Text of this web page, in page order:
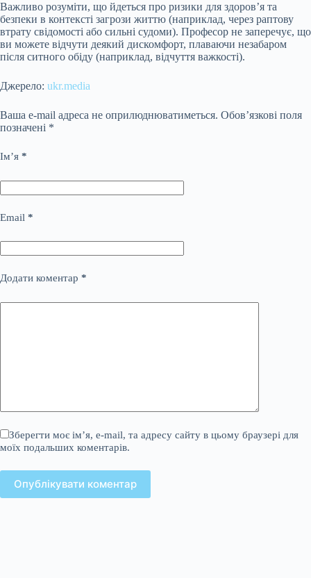
Важливо розуміти, що йдеться про ризики для здоров’я та
безпеки в контексті загрози життю (наприклад, через раптову
втрату свідомості або сильні судоми). Професор не заперечує, що
ви можете відчути деякий дискомфорт, плаваючи незабаром
після ситного обіду (наприклад, відчуття важкості).
Джерело: ukr.media
Ваша e-mail адреса не оприлюднюватиметься. Обов’язкові поля
позначені *
Ім’я *
Email *
Додати коментар *
Зберегти моє ім’я, e-mail, та адресу сайту в цьому браузері для
моїх подальших коментарів.
Опублікувати коментар